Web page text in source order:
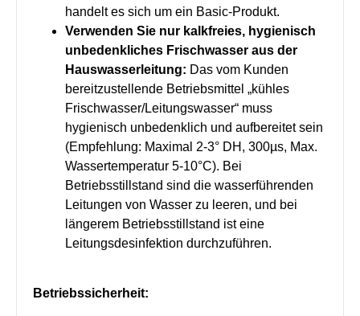
handelt es sich um ein Basic-Produkt.
Verwenden Sie nur kalkfreies, hygienisch
unbedenkliches Frischwasser aus der
Hauswasserleitung: Das vom Kunden
bereitzustellende Betriebsmittel „kühles
Frischwasser/Leitungswasser“ muss
hygienisch unbedenklich und aufbereitet sein
(Empfehlung: Maximal 2-3° DH, 300µs, Max.
Wassertemperatur 5-10°C). Bei
Betriebsstillstand sind die wasserführenden
Leitungen von Wasser zu leeren, und bei
längerem Betriebsstillstand ist eine
Leitungsdesinfektion durchzuführen.
Betriebssicherheit: